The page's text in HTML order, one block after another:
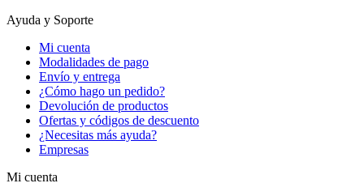
Ayuda y Soporte
Mi cuenta
Modalidades de pago
Envío y entrega
¿Cómo hago un pedido?
Devolución de productos
Ofertas y códigos de descuento
¿Necesitas más ayuda?
Empresas
Mi cuenta